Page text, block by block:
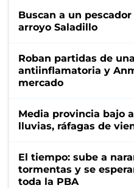
Buscan a un
arroyo Saladillo
Roban partidas de
antiinflamatoria y
mercado
Media provincia bajo
lluvias, ráfagas de
El tiempo: sube a
tormentas y se
toda la PBA